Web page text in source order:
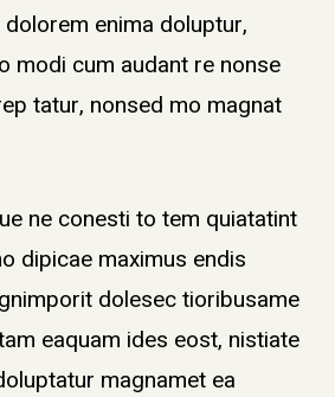
enima doluptur,
modi cum audant re nonse
tatur, nonsed mo magnat
ne conesti to tem quiatatint
dipicae maximus endis
dolesec tioribusame
eaquam ides eost, nistiate
magnamet ea